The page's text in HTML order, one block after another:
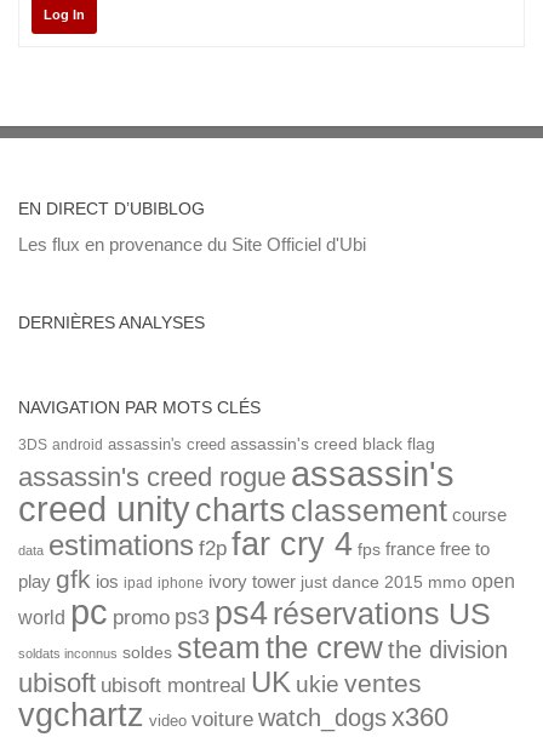
Log In
EN DIRECT D’UBIBLOG
Les flux en provenance du Site Officiel d'Ubi
DERNIÈRES ANALYSES
NAVIGATION PAR MOTS CLÉS
3DS android assassin's creed assassin's creed black flag
assassin's creed rogue assassin's
creed unitycharts classement course
data estimations f2p far cry 4 fps france free to
play gfk ios ipad iphone ivory tower just dance 2015 mmo open
world pc promo ps3 ps4réservations US
soldats inconnus soldes steamthe crewthe division
ubisoft ubisoft montreal UK ukie ventes
vgchartz video voiture watch_dogsx360